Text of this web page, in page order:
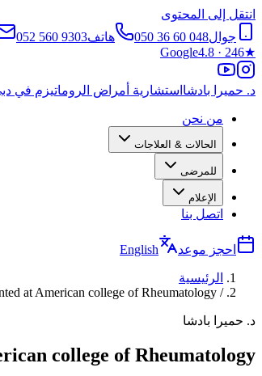
انتقل إلى المحتوى
جوال050 36 60 048 هاتف052 560 9303
★
4.8 · 246
Google
د. حميرا بادشا استشارية أمراض الروماتيزم في
من نحن
الحالات & العلاجات
للمرضى
الإعلام
اتصل بنا
احجز موعد English
الرئيسية
/
at American college of Rheumatology
د. حميرا بادشا
college of Rheumatology